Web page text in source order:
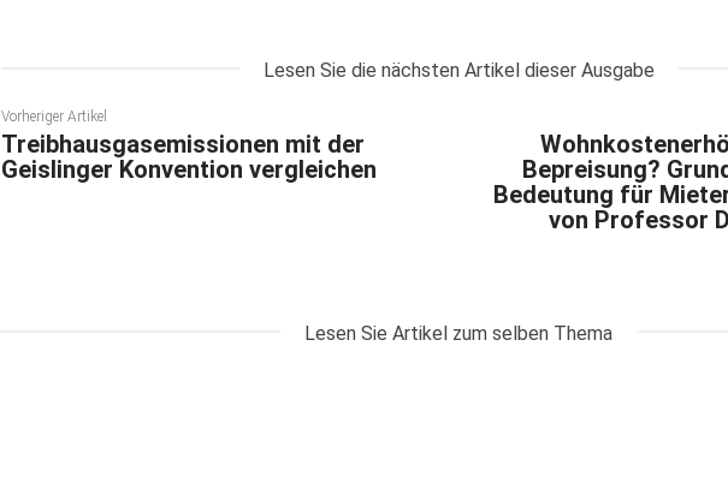
Lesen Sie die nächsten Artikel dieser Ausgabe
Vorheriger Artikel
Treibhausgasemissionen mit der
Geislinger Konvention vergleichen
Bepreisung?
Bedeutung für
von Professor
Lesen Sie Artikel zum selben Thema